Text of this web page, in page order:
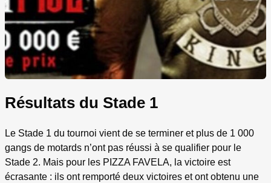
Résultats du Stade 1
Le Stade 1 du tournoi vient de se terminer et plus de 1 000
gangs de motards n’ont pas réussi à se qualifier pour le
Stade 2. Mais pour les PIZZA FAVELA, la victoire est
écrasante : ils ont remporté deux victoires et ont obtenu une